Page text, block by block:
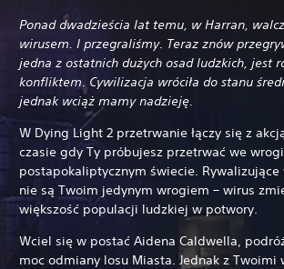
Ponad dwadzieścia lat temu, w Harran,
wirusem. I przegraliśmy. Teraz znów
jedna z ostatnich dużych osad ludzkich, jest
konfliktem. Cywilizacja wróciła do stanu
jednak wciąż mamy nadzieję.
W Dying Light 2 przetrwanie łączy się z
czasie gdy Ty próbujesz przetrwać we
postapokaliptycznym świecie.
nie są Twoim jedynym wrogiem – wirus
większość populacji ludzkiej w potwory.
Wciel się w postać Aidena Caldwella,
moc odmiany losu Miasta. Jednak z Twoimi